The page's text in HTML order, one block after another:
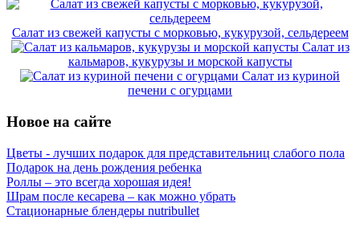
Салат из свежей капусты с морковью, кукурузой, сельдереем
Салат из
кальмаров, кукурузы и морской капусты
Салат из куриной
печени с огурцами
Новое на сайте
Цветы - лучших подарок для представительниц слабого пола
Подарок на день рождения ребенка
Роллы – это всегда хорошая идея!
Шрам после кесарева – как можно убрать
Стационарные блендеры nutribullet